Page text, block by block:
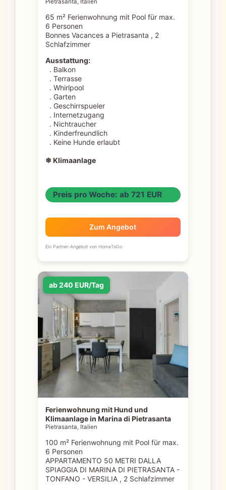
Pietrasanta, Italien
65 m² Ferienwohnung mit Pool für max.
6 Personen
Bonnes Vacances a Pietrasanta , 2
Schlafzimmer
Ausstattung:
. Balkon
. Terrasse
. Whirlpool
. Garten
. Geschirrspueler
. Internetzugang
. Nichtraucher
. Kinderfreundlich
. Keine Hunde erlaubt
❄ Klimaanlage
Preis pro Woche: ab 721 EUR
Zum Angebot
Ein Partner-Angebot von HomeToGo
ab 240 EUR/Tag
Ferienwohnung mit Hund und
Klimaanlage in Marina di Pietrasanta
Pietrasanta, Italien
100 m² Ferienwohnung mit Pool für max.
6 Personen
APPARTAMENTO 50 METRI DALLA
SPIAGGIA DI MARINA DI PIETRASANTA -
TONFANO - VERSILIA , 2 Schlafzimmer